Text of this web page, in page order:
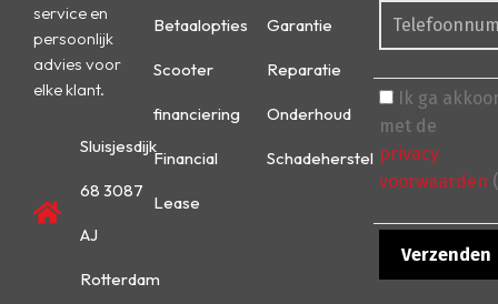
service en
persoonlijk
advies voor
elke klant.
Sluisjesdijk
68 3087
AJ
Rotterdam
Betaalopties
Scooter
financiering
Financial
Lease
Garantie
Reparatie
Onderhoud
Schadeherstel
Ik ga
met de
privacy
voorwaarden